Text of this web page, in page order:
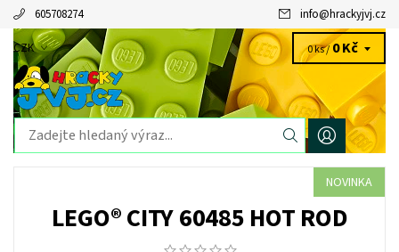
605708274 info@hrackyjvj.cz
CZK 0 ks /0 Kč
NOVINKA
LEGO® CITY 60485 HOT ROD